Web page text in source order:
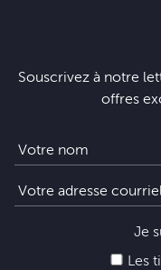
Souscrivez à notre
offres
Je
Les